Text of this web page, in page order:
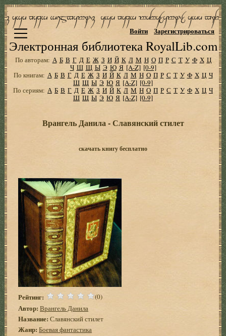
Электронная библиотека RoyalLib.com
Войти Зарегистрироваться
По авторам: А Б В Г Д Е Ж З И Й К Л М Н О П Р С Т У Ф Х Ц
Ч Ш Щ Ы Э Ю Я [A-Z] [0-9]
По книгам: А Б В Г Д Е Ж З И Й К Л М Н О П Р С Т У Ф Х Ц Ч
Ш Щ Ы Э Ю Я [A-Z] [0-9]
По сериям: А Б В Г Д Е Ж З И Й К Л М Н О П Р С Т У Ф Х Ц Ч
Ш Щ Ы Э Ю Я [A-Z] [0-9]
Врангель Данила - Славянский стилет
скачать книгу бесплатно
Рейтинг: (0)
Автор: Врангель Данила
Название: Славянский стилет
Жанр: Боевая фантастика